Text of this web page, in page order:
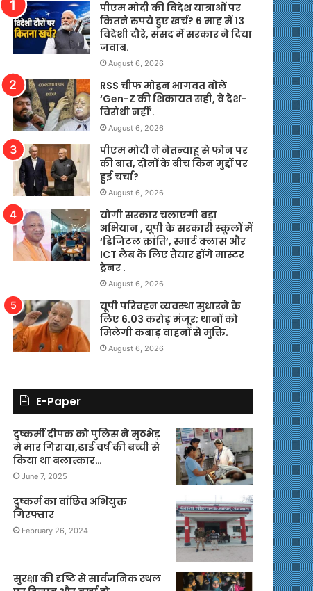
पीएम मोदी की विदेश यात्राओं पर
कितने रुपये हुए खर्च? 6 माह में 13
विदेशी दौरे, संसद में सरकार ने दिया
जवाब.
August 6, 2026
RSS चीफ मोहन भागवत बोले
‘Gen-Z की शिकायत सही, वे देश-
विरोधी नहीं’.
August 6, 2026
पीएम मोदी ने नेतन्याहू से फोन पर
की बात, दोनों के बीच किन मुद्दों पर
हुई चर्चा?
August 6, 2026
योगी सरकार चलाएगी बड़ा
अभियान , यूपी के सरकारी स्कूलों में
‘डिजिटल क्रांति’, स्मार्ट क्लास और
ICT लैब के लिए तैयार होंगे मास्टर
ट्रेनर .
August 6, 2026
यूपी परिवहन व्यवस्था सुधारने के
लिए 6.03 करोड़ मंजूर; थानों को
मिलेगी कबाड़ वाहनों से मुक्ति.
August 6, 2026
E-Paper
दुष्कर्मी दीपक को पुलिस ने मुठभेड़
मे मार गिराया,ढाई वर्ष की बच्ची से
किया था बलात्कार…
June 7, 2025
दुष्कर्म का वांछित अभियुक्त
गिरफ्तार
February 26, 2024
सुरक्षा की दृष्टि से सार्वजनिक स्थल